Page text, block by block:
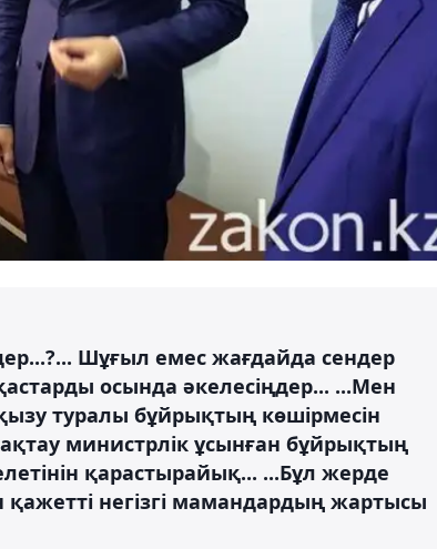
Шұғыл емес жағдайда сендер
осында әкелесіңдер... ...Мен
туралы бұйрықтың көшірмесін
министрлік ұсынған бұйрықтың
қарастырайық... ...Бұл жерде
негізгі мамандардың жартысы